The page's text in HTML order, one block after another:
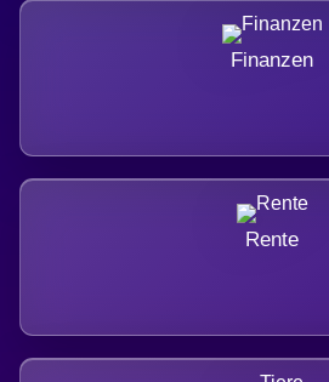
Finanzen
Rente